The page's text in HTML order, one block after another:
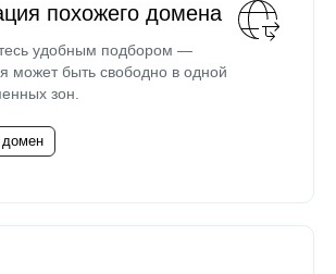
похожего домена
удобным подбором —
может быть свободно в одной
зон.
домен